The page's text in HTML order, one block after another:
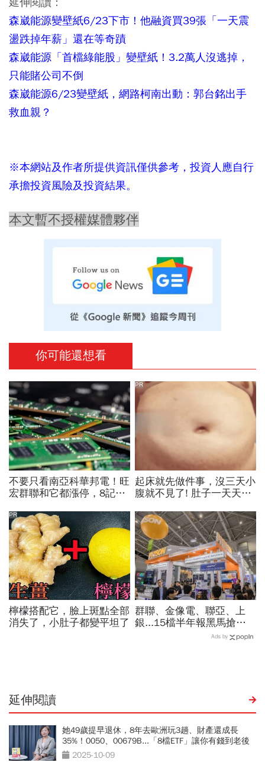
森崴能源變壁紙6/23下市！他融資買39張「一天震
盪跌掉年薪」還在等奇蹟
森崴能源「首檔綠能股」變壁紙！3.2萬人沒逃掉，
只能賭公司不倒
森崴能源6/23變壁紙，網路柯南出動：郭台銘出手
救血親？
※本網站及作者所提供資訊僅供參考，投資人應自行
承擔投資風險及投資結果。
本文暫不授權媒體夥伴
你可能還想看
不要只看南亞科華邦電！旺
宏群聯和它都漲停，8記憶
說時間就在今天，牛肉大塊
嗎
起床就先做件事，沒三天小
腹就不見了! 肚子一天天變
PR
檸檬搭配它，臉上斑點全部
消失了，小肚子都變平坦了
PR
群聯、金像電、聯亞、上
銀...15檔半年報黑馬搶先
卡位！分析師揭選股4指
Ads by
延伸閱讀
她49歲提早退休，8年去歐洲玩3趟、財產還成長
35%！0050、00679B...「8檔ETF」讓你有錢到老後
2025-10-09